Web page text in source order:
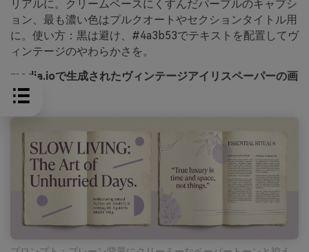
リアルに。クリームベースにくすんだパープルのキャプシ
ョン、最も濃い色はプルクオートやセクションタイトル用
に。使い方：黒は避け、#4a3b53でテキストを配置してヴ
ィンテージのやわらかさを。
media.ioで生成されたヴィンテージアイリスペーパーの画
像例